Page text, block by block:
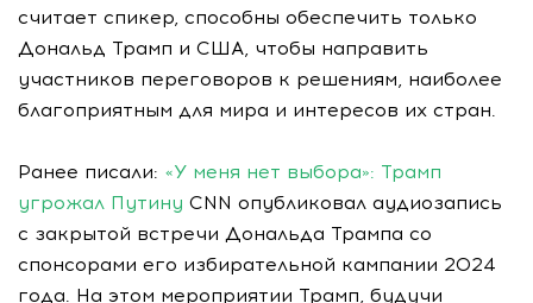
считает спикер, способны обеспечить только
Дональд Трамп и США, чтобы направить
участников переговоров к решениям, наиболее
благоприятным для мира и интересов их стран.
Ранее писали: «У меня нет выбора»: Трамп
угрожал Путину CNN опубликовал аудиозапись
с закрытой встречи Дональда Трампа со
спонсорами его избирательной кампании 2024
года. На этом мероприятии Трамп, будучи